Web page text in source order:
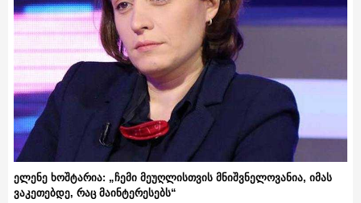
ელენე ხოშტარია: „ჩემი მეუღლისთვის მნიშვნელოვანია, იმას
ვაკეთებდე, რაც მაინტერესებს“